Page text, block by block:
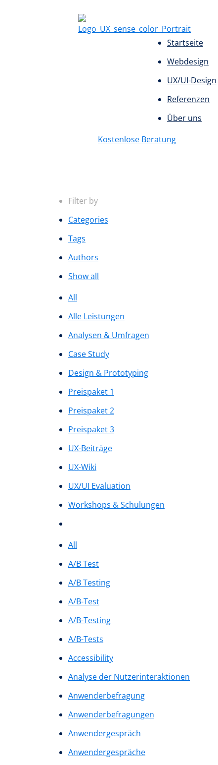
Startseite
Webdesign
UX/UI-Design
Referenzen
Über uns
Kostenlose Beratung
Filter by
Categories
Tags
Authors
Show all
All
Alle Leistungen
Analysen & Umfragen
Case Study
Design & Prototyping
Preispaket 1
Preispaket 2
Preispaket 3
UX-Beiträge
UX-Wiki
UX/UI Evaluation
Workshops & Schulungen
All
A/B Test
A/B Testing
A/B-Test
A/B-Testing
A/B-Tests
Accessibility
Analyse der Nutzerinteraktionen
Anwenderbefragung
Anwenderbefragungen
Anwendergespräch
Anwendergespräche